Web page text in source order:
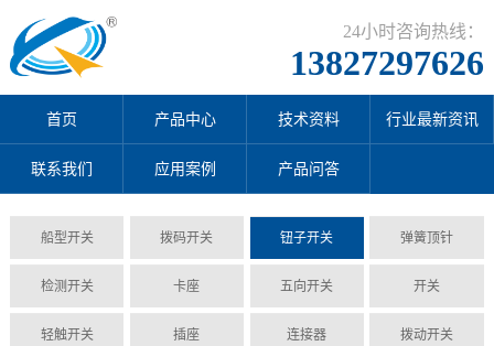
24小时咨询热线：
13827297626
首页 产品中心 技术资料 行业最新资讯
联系我们 应用案例 产品问答
船型开关 拨码开关 钮子开关 弹簧顶针
检测开关 卡座 五向开关 开关
轻触开关 插座 连接器 拨动开关